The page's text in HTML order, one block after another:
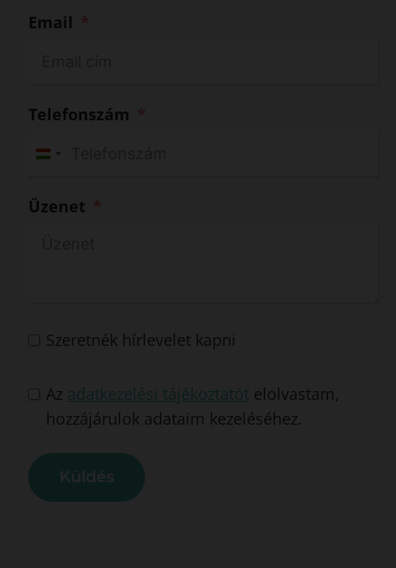
Email
Telefonszám
H
n
+
6
Üzenet
Szeretnék hírlevelet kapni
Az adatkezelési tájékoztatót elolvastam,
hozzájárulok adataim kezeléséhez.
Küldés